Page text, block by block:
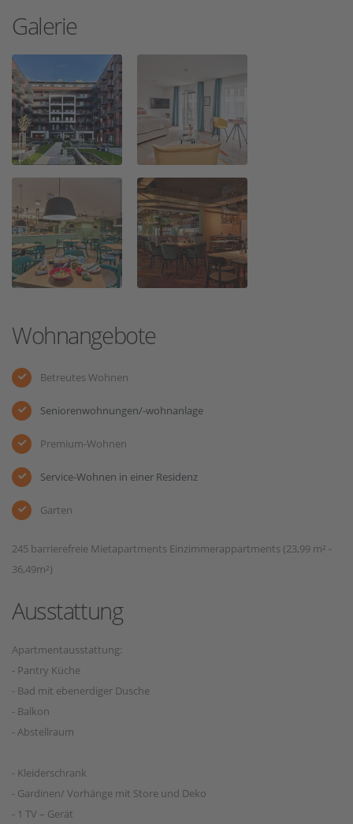
Galerie
Wohnangebote
Betreutes Wohnen
Seniorenwohnungen/-wohnanlage
Premium-Wohnen
Service-Wohnen in einer Residenz
Garten
245 barrierefreie Mietapartments Einzimmerappartments (23,99 m² -
36,49m²)
Ausstattung
Apartmentausstattung:
- Pantry Küche
- Bad mit ebenerdiger Dusche
- Balkon
- Abstellraum
- Kleiderschrank
- Gardinen/ Vorhänge mit Store und Deko
- 1 TV – Gerät